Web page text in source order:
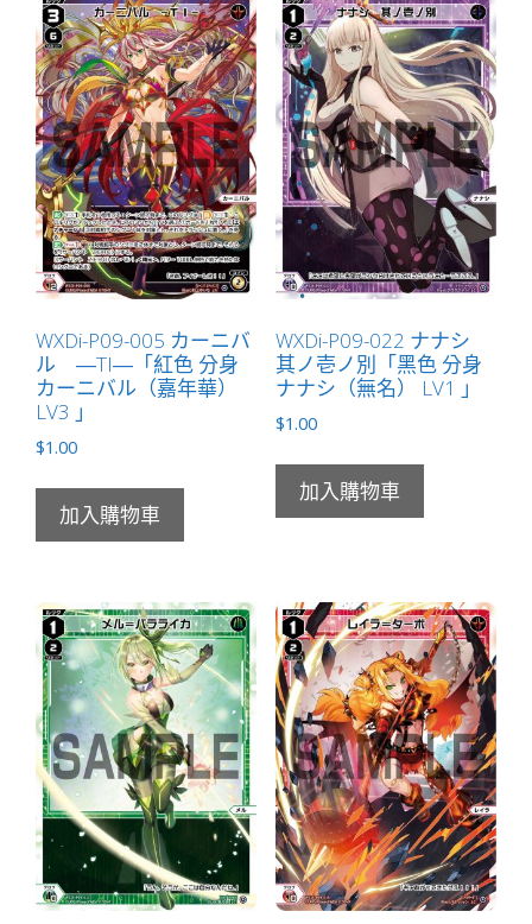
グ
ズ
子
「黑
色
分
身
グ
ズ
子
頓
子）
LV1
數
量
WXDi-P09-005 カーニバ
ル ―TI―「紅色 分身
カーニバル（嘉年華）
LV3 」
$1.00
加入購物車
WXDi-P09-022 ナナシ
其ノ壱ノ別「黑色 分身
ナナシ（無名） LV1 」
$1.00
加入購物車